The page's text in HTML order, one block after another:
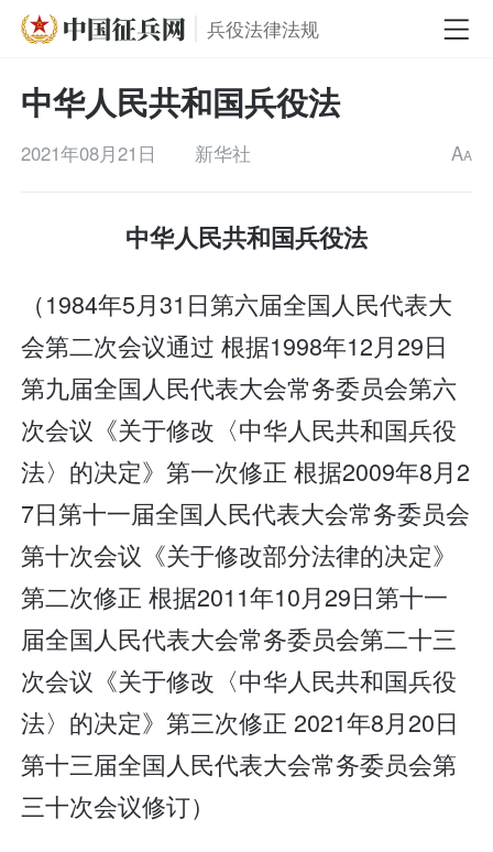
兵役法律法规
中华人民共和国兵役法
2021年08月21日 新华社 AA
中华人民共和国兵役法
（1984年5月31日第六届全国人民代表大
会第二次会议通过 根据1998年12月29日
第九届全国人民代表大会常务委员会第六
次会议《关于修改〈中华人民共和国兵役
法〉的决定》第一次修正 根据2009年8月2
7日第十一届全国人民代表大会常务委员会
第十次会议《关于修改部分法律的决定》
第二次修正 根据2011年10月29日第十一
届全国人民代表大会常务委员会第二十三
次会议《关于修改〈中华人民共和国兵役
法〉的决定》第三次修正 2021年8月20日
第十三届全国人民代表大会常务委员会第
三十次会议修订）